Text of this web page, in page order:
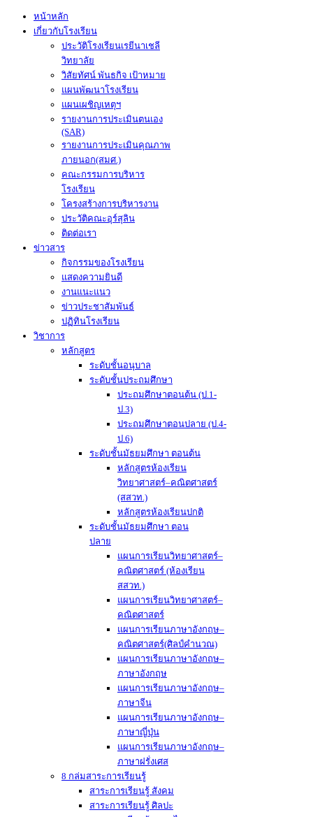
หน้าหลัก
เกี่ยวกับโรงเรียน
ประวัติโรงเรียนเรยีนาเชลี
วิทยาลัย
วิสัยทัศน์ พันธกิจ เป้าหมาย
แผนพัฒนาโรงเรียน
แผนเผชิญเหตุฯ
รายงานการประเมินตนเอง
(SAR)
รายงานการประเมินคุณภาพ
ภายนอก(สมศ.)
คณะกรรมการบริหาร
โรงเรียน
โครงสร้างการบริหารงาน
ประวัติคณะอุร์สุลิน
ติดต่อเรา
ข่าวสาร
กิจกรรมของโรงเรียน
แสดงความยินดี
งานแนะแนว
ข่าวประชาสัมพันธ์
ปฏิทินโรงเรียน
วิชาการ
หลักสูตร
ระดับชั้นอนุบาล
ระดับชั้นประถมศึกษา
ประถมศึกษาตอนต้น (ป.1-
ป.3)
ประถมศึกษาตอนปลาย (ป.4-
ป.6)
ระดับชั้นมัธยมศึกษา ตอนต้น
หลักสูตรห้องเรียน
วิทยาศาสตร์–คณิตศาสตร์
(สสวท.)
หลักสูตรห้องเรียนปกติ
ระดับชั้นมัธยมศึกษา ตอน
ปลาย
แผนการเรียนวิทยาศาสตร์–
คณิตศาสตร์ (ห้องเรียน
สสวท.)
แผนการเรียนวิทยาศาสตร์–
คณิตศาสตร์
แผนการเรียนภาษาอังกฤษ–
คณิตศาสตร์(ศิลป์คำนวณ)
แผนการเรียนภาษาอังกฤษ–
ภาษาอังกฤษ
แผนการเรียนภาษาอังกฤษ–
ภาษาจีน
แผนการเรียนภาษาอังกฤษ–
ภาษาญี่ปุ่น
แผนการเรียนภาษาอังกฤษ–
ภาษาฝรั่งเศส
8 กล่มสาระการเรียนรู้
สาระการเรียนรู้ สังคม
สาระการเรียนรู้ ศิลปะ